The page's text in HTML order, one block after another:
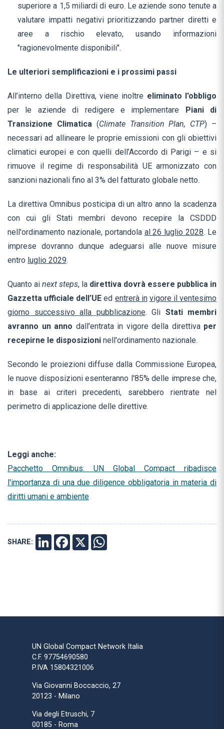
superiore a 1,5 miliardi di euro. Le aziende sono tenute a
valutare impatti negativi prioritizzando partner diretti e
aree a rischio elevato, usando informazioni
"ragionevolmente disponibili".
Le ulteriori semplificazioni e i prossimi passi
All’interno della Direttiva, viene inoltre eliminato l'obbligo
per le aziende di redigere e implementare Piani di
Transizione Climatica(Climate Transition Plan, CTP) –
necessari ad allineare le proprie emissioni con gli obiettivi
climatici europei e con quelli dell’Accordo di Parigi – e si
rimuove il regime di responsabilità UE armonizzato con
sanzioni nazionali fino al 3% del fatturato globale netto.
La direttiva Omnibus posticipa di un altro anno la scadenza
con cui gli Stati membri devono recepire la CSDDD
nell'ordinamento nazionale, portandola al 26 luglio 2028. Le
imprese dovranno dunque adeguarsi alle nuove misure
entro luglio 2029.
Quanto ai next steps, la direttiva dovrà essere pubblica in
Gazzetta ufficiale dell’UE ed entrerà in vigore il ventesimo
giorno successivo alla pubblicazione. Gli Stati membri
avranno un anno dall'entrata in vigore della direttiva per
recepirne le disposizioni nell'ordinamento nazionale.
Secondo le proiezioni diffuse dalla Commissione Europea,
le nuove disposizioni esenteranno l'85% delle imprese che,
in base ai criteri precedenti, sarebbero rientrate nel
perimetro di applicazione delle direttive.
Leggi anche:
Pacchetto Omnibus: UN Global Compact ribadisce
l'importanza di una due diligence obbligatoria in materia di
diritti umani e ambiente
SHARE: LINKEDINFACEBOOK
X
UN Global Compact Network Italia
C.F. 97754690580
P.IVA 15804321006
Via Giovanni Boccaccio, 27
20123 - Milano
Via degli Etruschi, 7
00185 - Roma